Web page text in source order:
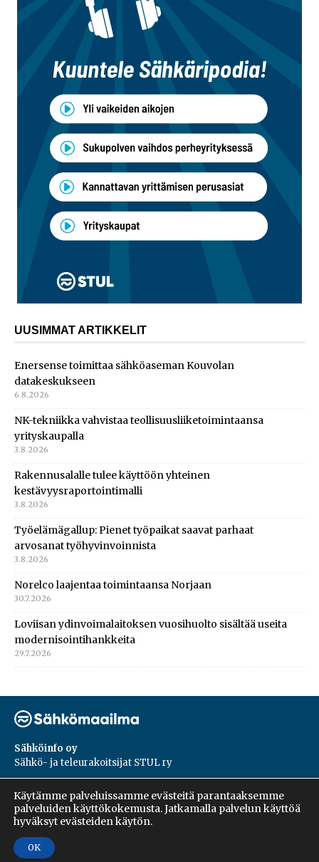
UUSIMMAT ARTIKKELIT
Enersense toimittaa sähköaseman Kouvolan
datakeskukseen
6.8.2026
NK-tekniikka vahvistaa teollisuusliiketoimintaansa
yrityskaupalla
3.8.2026
Rakennusalalle tulee käyttöön yhteinen
kestävyysraportointimalli
3.8.2026
Työelämägallup: Pienet työpaikat saavat parhaat
arvosanat työhyvinvoinnista
3.8.2026
Norelco laajentaa toimintaansa Norjaan
30.7.2026
Loviisan ydinvoimalaitoksen vuosihuolto sisältää useita
modernisointihankkeita
29.7.2026
Sähköinfo oy
Sähkö- ja teleurakoitsijat STUL ry
PL 55, 02601, Espoo
Harakantie 18 B
09 5476 1422
Käytämme palveluissamme evästeitä parantaaksemme
palveluiden käyttökokemusta. Jatkamalla palvelun käyttöä
hyväksyt evästeiden käytön.
OK